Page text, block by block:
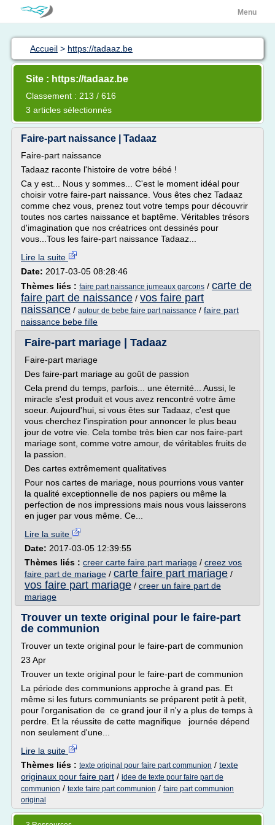
Menu
Accueil > https://tadaaz.be
Site : https://tadaaz.be
Classement : 213 / 616
3 articles sélectionnés
Faire-part naissance | Tadaaz
Faire-part naissance
Tadaaz raconte l'histoire de votre bébé !
Ca y est... Nous y sommes... C'est le moment idéal pour
choisir votre faire-part naissance. Vous êtes chez Tadaaz
comme chez vous, prenez tout votre temps pour découvrir
toutes nos cartes naissance et baptême. Véritables trésors
d'imagination que nos créatrices ont dessinés pour
vous...Tous les faire-part naissance Tadaaz...
Lire la suite
Date: 2017-03-05 08:28:46
Thèmes liés : faire part naissance jumeaux garcons / carte de
faire part de naissance / vos faire part
naissance / autour de bebe faire part naissance / faire part
naissance bebe fille
Faire-part mariage | Tadaaz
Faire-part mariage
Des faire-part mariage au goût de passion
Cela prend du temps, parfois... une éternité... Aussi, le
miracle s'est produit et vous avez rencontré votre âme
soeur. Aujourd'hui, si vous êtes sur Tadaaz, c'est que
vous cherchez l'inspiration pour annoncer le plus beau
jour de votre vie. Cela tombe très bien car nos faire-part
mariage sont, comme votre amour, de véritables fruits de
la passion.
Des cartes extrêmement qualitatives
Pour nos cartes de mariage, nous pourrions vous vanter
la qualité exceptionnelle de nos papiers ou même la
perfection de nos impressions mais nous vous laisserons
en juger par vous même. Ce...
Lire la suite
Date: 2017-03-05 12:39:55
Thèmes liés : creer carte faire part mariage / creez vos
faire part de mariage / carte faire part mariage /
vos faire part mariage / creer un faire part de
mariage
Trouver un texte original pour le faire-part
de communion
Trouver un texte original pour le faire-part de communion
23 Apr
Trouver un texte original pour le faire-part de communion
La période des communions approche à grand pas. Et
même si les futurs communiants se préparent petit à petit,
pour l'organisation de ce grand jour il n'y a plus de temps à
perdre. Et la réussite de cette magnifique journée dépend
non seulement d'une...
Lire la suite
Thèmes liés : texte original pour faire part communion / texte
originaux pour faire part / idee de texte pour faire part de
communion / texte faire part communion / faire part communion
original